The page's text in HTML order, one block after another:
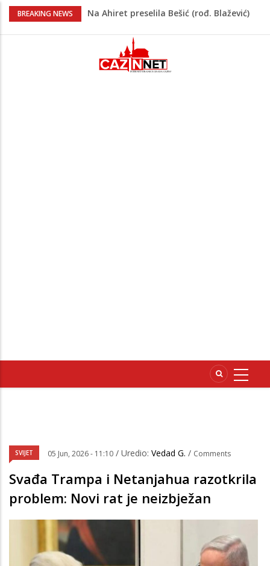
BREAKING NEWS
Na Ahiret preselila Bešić (rođ. Blažević)
Na Ahiret preselio ŠUPUK (Refik) ŠEFIK
Evo koje države su zasad za, a koje
protiv Infantina na izborima: Srbija i
SVIJET 05 Jun, 2026 - 11:10 / Uredio: Vedad G. / Comments
Svađa Trampa i Netanjahua razotkrila
problem: Novi rat je neizbježan